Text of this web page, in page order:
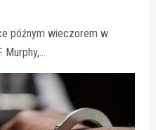
późnym wieczorem w
Murphy,…